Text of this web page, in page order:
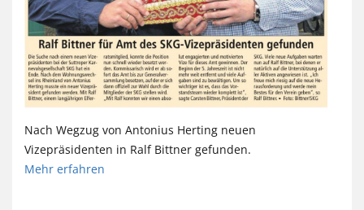
Nach Wegzug von Antonius Herting neuen
Vizepräsidenten in Ralf Bittner gefunden.
Mehr erfahren